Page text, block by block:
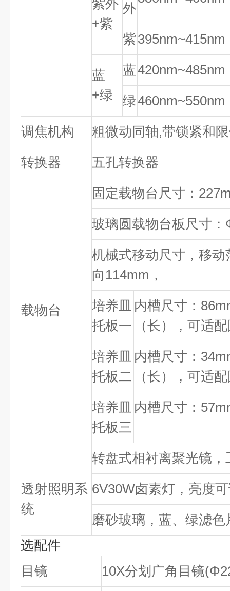
紫外
+紫
外
紫395nm~415nm
蓝
+绿
蓝420nm~485nm
绿460nm~550nm
调焦机构
粗微动同轴,带锁紧和
转换器
五孔转换器
载物台
固定载物台尺寸：
玻璃圆载物台板尺寸
机械式移动尺寸，移
向114mm，
培养皿
托板一
内槽尺寸：
（长），可适
培养皿
托板二
内槽尺寸：
（长），可适
培养皿
托板三
内槽尺寸：
透射照明系
统
转盘式相衬离聚光镜
6V30W卤素灯，亮度
磨砂玻璃，蓝、绿滤色
选配件
目镜
10X分划广角目镜